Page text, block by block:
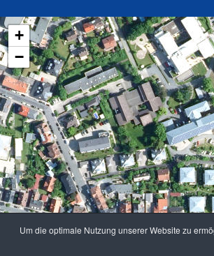
+
−
Um die optimale Nutzung unserer Website zu